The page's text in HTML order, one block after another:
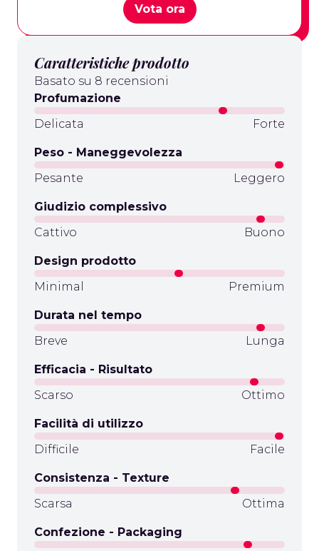
Vota ora
Caratteristiche prodotto
Basato su 8 recensioni
Profumazione
Delicata
Forte
Peso - Maneggevolezza
Pesante
Leggero
Giudizio complessivo
Cattivo
Buono
Design prodotto
Minimal
Premium
Durata nel tempo
Breve
Lunga
Efficacia - Risultato
Scarso
Ottimo
Facilità di utilizzo
Difficile
Facile
Consistenza - Texture
Scarsa
Ottima
Confezione - Packaging